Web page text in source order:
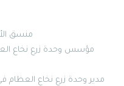
2013-2019
2010-2013 مدير وحدة زرع نخاع